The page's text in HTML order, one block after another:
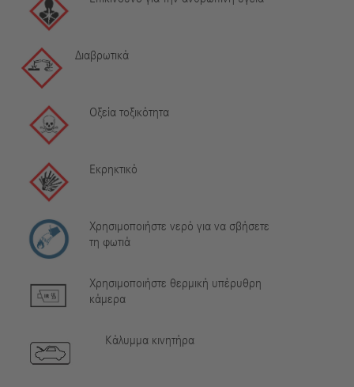
Διαβρωτικά
Οξεία τοξικότητα
Εκρηκτικό
Χρησιμοποιήστε νερό για να σβήσετε
τη φωτιά
Χρησιμοποιήστε θερμική υπέρυθρη
κάμερα
Κάλυμμα κινητήρα